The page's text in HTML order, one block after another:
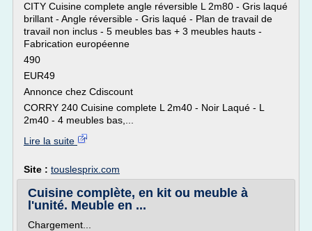
CITY Cuisine complete angle réversible L 2m80 - Gris laqué
brillant - Angle réversible - Gris laqué - Plan de travail de
travail non inclus - 5 meubles bas + 3 meubles hauts -
Fabrication européenne
490
EUR49
Annonce chez Cdiscount
CORRY 240 Cuisine complete L 2m40 - Noir Laqué - L
2m40 - 4 meubles bas,...
Lire la suite
Site : touslesprix.com
Cuisine complète, en kit ou meuble à
l'unité. Meuble en ...
Chargement...